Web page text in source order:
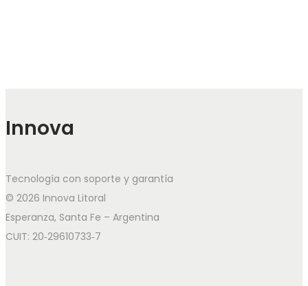
Innova
Tecnología con soporte y garantía
© 2026 Innova Litoral
Esperanza, Santa Fe – Argentina
CUIT: 20‑29610733‑7